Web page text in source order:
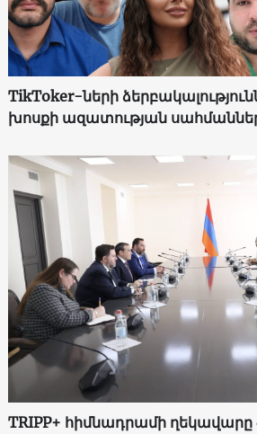
TikToker-ների
խոսքի ազատության
TRIPP+ հիմնադրամի ղեկավարը